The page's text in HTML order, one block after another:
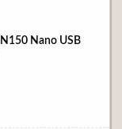
Nano USB